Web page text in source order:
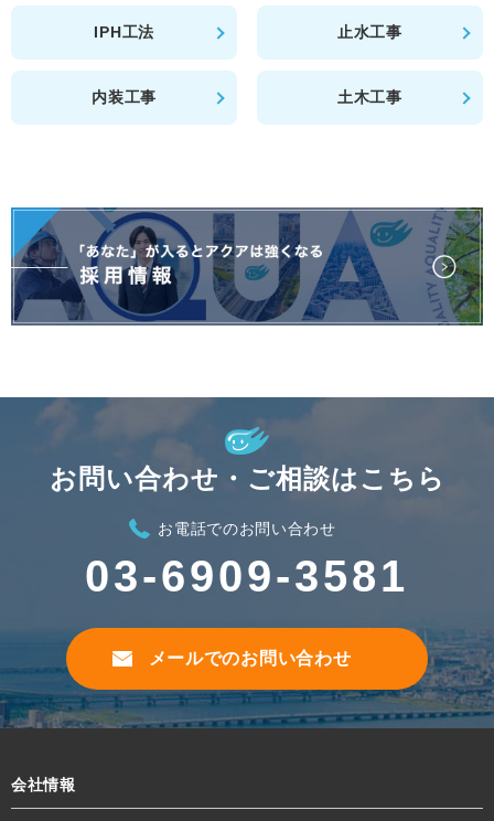
IPH工法 止水工事
内装工事 土木工事
お問い合わせ・ご相談はこちら
お電話でのお問い合わせ
03-6909-3581
メールでのお問い合わせ
会社情報